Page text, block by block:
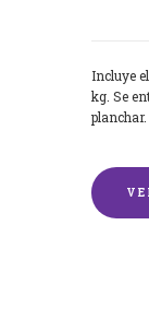
Incluye
kg. Se
planchar.